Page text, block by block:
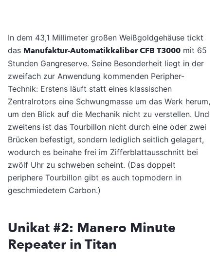
In dem 43,1 Millimeter großen Weißgoldgehäuse tickt
das Manufaktur-Automatikkaliber CFB T3000 mit 65
Stunden Gangreserve. Seine Besonderheit liegt in der
zweifach zur Anwendung kommenden Peripher-
Technik: Erstens läuft statt eines klassischen
Zentralrotors eine Schwungmasse um das Werk herum,
um den Blick auf die Mechanik nicht zu verstellen. Und
zweitens ist das Tourbillon nicht durch eine oder zwei
Brücken befestigt, sondern lediglich seitlich gelagert,
wodurch es beinahe frei im Zifferblattausschnitt bei
zwölf Uhr zu schweben scheint. (Das doppelt
periphere Tourbillon gibt es auch topmodern in
geschmiedetem Carbon.)
Unikat #2: Manero Minute
Repeater in Titan